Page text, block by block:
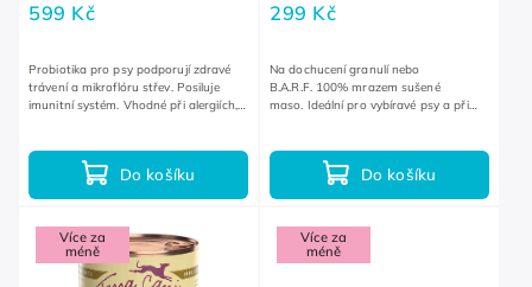
599 Kč
Do košíku
Probiotika pro psy podporují zdravé
trávení a mikroflóru střev. Posiluje
imunitní systém. Vhodné při alergiích,
299 Kč
Do košíku
Na dochucení granulí nebo
B.A.R.F. 100% mrazem sušené
maso. Ideální pro vybíravé psy a při
Více za
méně
Více za
méně